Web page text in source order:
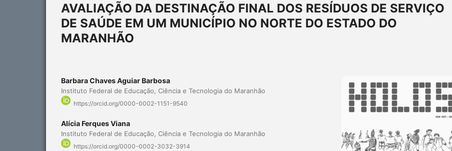
AVALIAÇÃO DA DESTINAÇÃO FINAL DOS RESÍDUOS DE SERVIÇO
DE SAÚDE EM UM MUNICÍPIO NO NORTE DO ESTADO DO
MARANHÃO
Barbara Chaves Aguiar Barbosa
Instituto Federal de Educação, Ciência e Tecnologia do Maranhão
https://orcid.org/0000-0002-1151-9540
Alícia Ferques Viana
Instituto Federal de Educação, Ciência e Tecnologia do Maranhão
https://orcid.org/0000-0002-3032-3914